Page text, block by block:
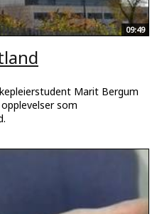
09:49
Marit Bergum
som